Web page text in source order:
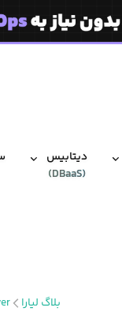
دیتابیس‌
(
DBaaS
)
بلاگ لیارا